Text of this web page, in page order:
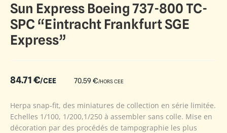
Sun Express Boeing 737-800 TC-
SPC “Eintracht Frankfurt SGE
Express”
84.71€/CEE 70.59€/HORS CEE
Herpa snap-fit, des miniatures de collection en série limitée.
Echelles 1/100, 1/200,1/250 à assembler sans colle. Mise en
décoration par des procédés de tampographie les plus